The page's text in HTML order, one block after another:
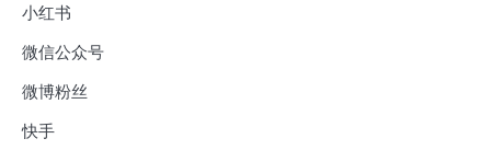
小红书
微信公众号
微博粉丝
快手